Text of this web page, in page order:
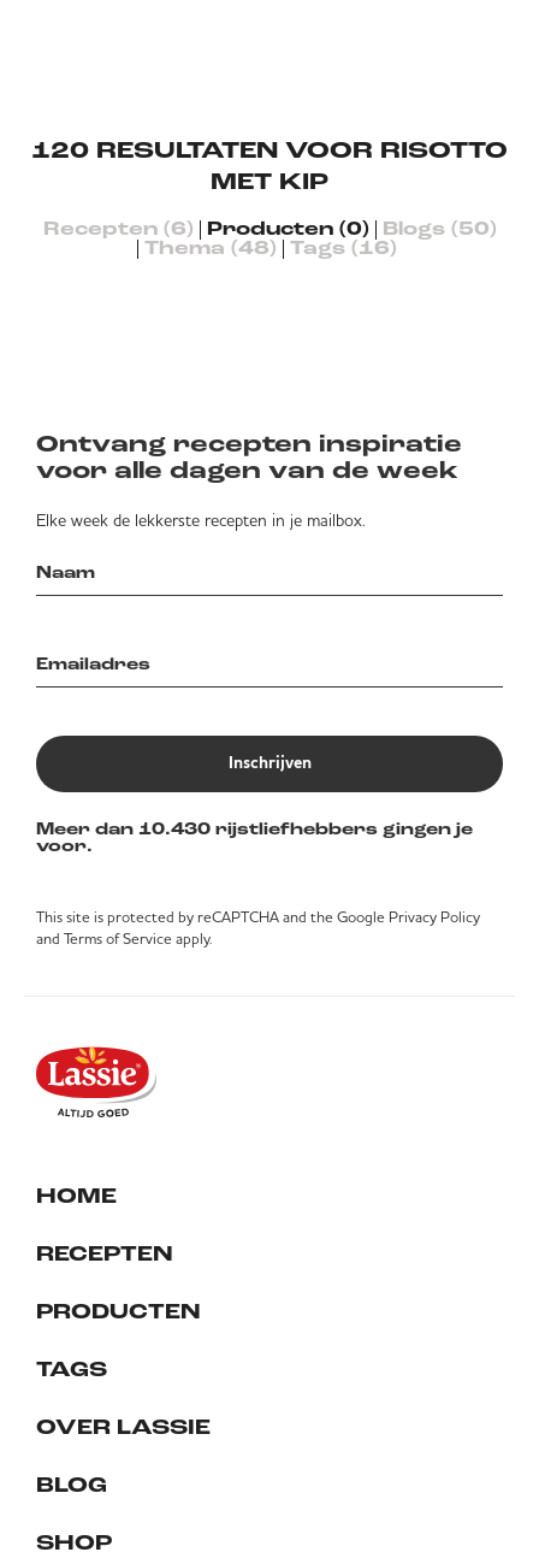
120 RESULTATEN VOOR RISOTTO
MET KIP
Recepten (6) Producten (0)
Blogs (50)
Thema (48)
Tags (16)
Ontvang recepten inspiratie
voor alle dagen van de week
Elke week de lekkerste recepten in je mailbox.
Inschrijven
Meer dan 10.430 rijstliefhebbers gingen je
voor.
This site is protected by reCAPTCHA and the Google Privacy Policy
and Terms of Service apply.
HOME
RECEPTEN
PRODUCTEN
TAGS
OVER LASSIE
BLOG
SHOP